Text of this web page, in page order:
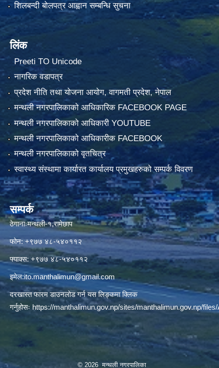
शिलबन्दी बोलपत्र आह्वान सम्बन्धि सुचना
लिंक
Preeti TO Unicode
नागरिक वडापत्र
प्रदेश नीति तथा योजना आयोग, वागमती प्रदेश, नेपाल
मन्थली नगरपालिकाको आधिकारिक FACEBOOK PAGE
मन्थली नगरपालिकाको आधिकारी YOUTUBE
मन्थली नगरपालिकाको आधिकारीक FACEBOOK
मन्थली नगरपालिकाको वृतचित्र
स्वास्थ्य संस्थामा कार्यारत कार्यालय प्रमुखहरुको सम्पर्क विवरण
सम्पर्क
ठेगानाःमन्थली-१,रामेछाप
फोन: +९७७ ४८-५४०११२
फ्याक्स: +९७७ ४८-५४०११२
इमेल:ito.manthalimun@gmail.com
दरखास्त फारम डाउनलोड गर्न यस लिङ्कमा क्लिक
गर्नुहोसः https://manthalimun.gov.np/sites/manthalimun.gov.np/
© 2026 मन्थली नगरपालिका